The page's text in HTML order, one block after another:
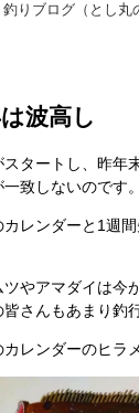
釣りブログ（とし丸
波高し
スタートし、昨年
致しないのです。
カレンダーと1週
ツやアマダイは
皆さんもあまり釣
カレンダーのヒラ